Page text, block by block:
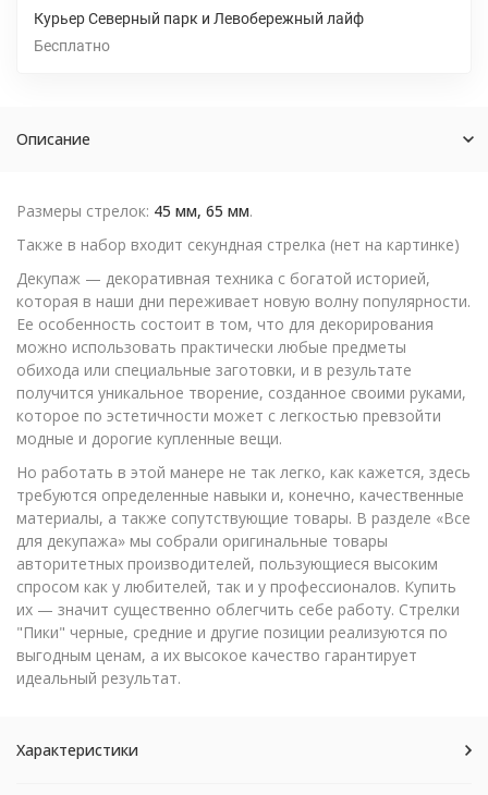
Курьер Северный парк и Левобережный лайф
Бесплатно
Описание
Размеры стрелок: 45 мм, 65 мм.
Также в набор входит секундная стрелка (нет на картинке)
Декупаж — декоративная техника с богатой историей,
которая в наши дни переживает новую волну популярности.
Ее особенность состоит в том, что для декорирования
можно использовать практически любые предметы
обихода или специальные заготовки, и в результате
получится уникальное творение, созданное своими руками,
которое по эстетичности может с легкостью превзойти
модные и дорогие купленные вещи.
Но работать в этой манере не так легко, как кажется, здесь
требуются определенные навыки и, конечно, качественные
материалы, а также сопутствующие товары. В разделе «Все
для декупажа» мы собрали оригинальные товары
авторитетных производителей, пользующиеся высоким
спросом как у любителей, так и у профессионалов. Купить
их — значит существенно облегчить себе работу. Стрелки
"Пики" черные, средние и другие позиции реализуются по
выгодным ценам, а их высокое качество гарантирует
идеальный результат.
Характеристики